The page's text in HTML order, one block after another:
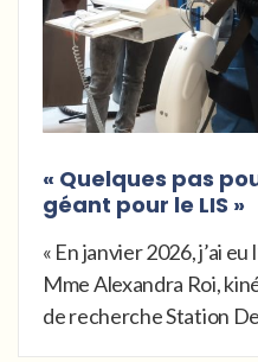
« Quelques pas
géant pour le LIS »
« En janvier 2026, j’ai
Mme Alexandra Roi,
de recherche Station